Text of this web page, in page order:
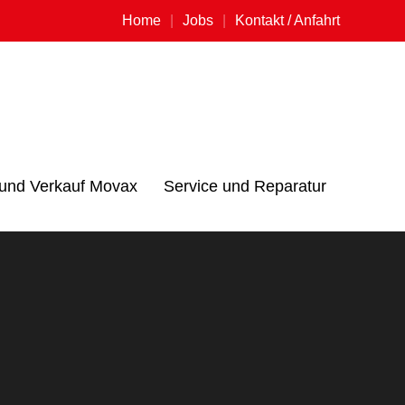
Home Jobs Kontakt / Anfahrt
Verkauf Movax Service und Reparatur